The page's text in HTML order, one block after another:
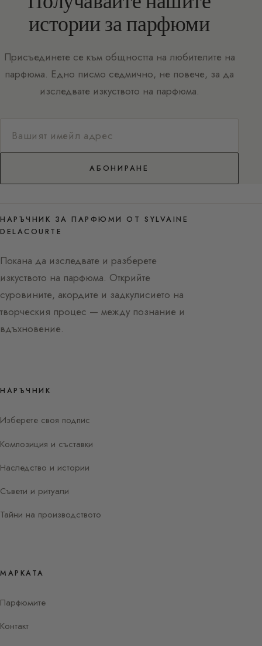
истории за парфюми
Присъединете се към общността на любителите на
парфюма. Едно писмо седмично, не повече, за да
изследвате изкуството на парфюма.
АБОНИРАНЕ
НАРЪЧНИК ЗА ПАРФЮМИ ОТ SYLVAINE
DELACOURTE
Покана да изследвате и разберете
изкуството на парфюма. Открийте
суровините, акордите и задкулисието на
творческия процес — между познание и
вдъхновение.
НАРЪЧНИК
Изберете своя подпис
Композиция и съставки
Наследство и истории
Съвети и ритуали
Тайни на производството
МАРКАТА
Парфюмите
Контакт